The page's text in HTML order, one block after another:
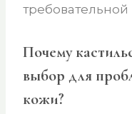
требовательной
Почему
выбор для
кожи?